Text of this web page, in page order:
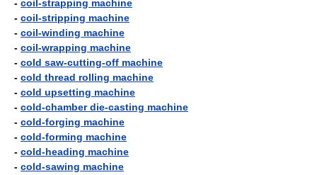
- coil-strapping machine
- coil-stripping machine
- coil-winding machine
- coil-wrapping machine
- cold saw-cutting-off machine
- cold thread rolling machine
- cold upsetting machine
- cold-chamber die-casting machine
- cold-forging machine
- cold-forming machine
- cold-heading machine
- cold-sawing machine